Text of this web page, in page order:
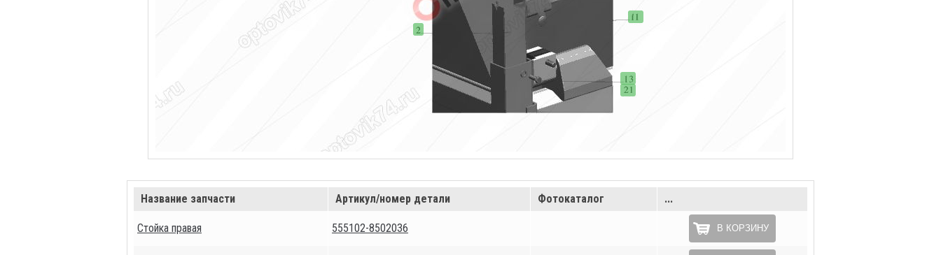
Название запчасти Артикул/номер детали Фотокаталог ...
Стойка правая 555102-8502036 В КОРЗИНУ